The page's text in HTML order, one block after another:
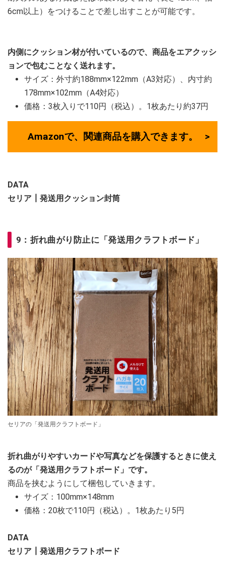
6cm以上）をつけることで差し出すことが可能です。
内側にクッション材が付いているので、商品をエアクッシ
ョンで包むことなく送れます。
サイズ：外寸約188mm×122mm（A3対応）、内寸約
178mm×102mm（A4対応）
価格：3枚入りで110円（税込）。1枚あたり約37円
Amazonで、関連商品を購入できます。
DATA
セリア┃発送用クッション封筒
9：折れ曲がり防止に「発送用クラフトボード」
セリアの「発送用クラフトボード」
折れ曲がりやすいカードや写真などを保護するときに使え
るのが「発送用クラフトボード」です。
商品を挟むようにして梱包していきます。
サイズ：100mm×148mm
価格：20枚で110円（税込）。1枚あたり5円
DATA
セリア┃発送用クラフトボード